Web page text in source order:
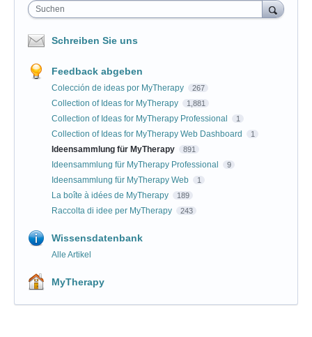
Suchen
Schreiben Sie uns
Feedback abgeben
Colección de ideas por MyTherapy 267
Collection of Ideas for MyTherapy 1,881
Collection of Ideas for MyTherapy Professional 1
Collection of Ideas for MyTherapy Web Dashboard 1
Ideensammlung für MyTherapy 891
Ideensammlung für MyTherapy Professional 9
Ideensammlung für MyTherapy Web 1
La boîte à idées de MyTherapy 189
Raccolta di idee per MyTherapy 243
Wissensdatenbank
Alle Artikel
MyTherapy